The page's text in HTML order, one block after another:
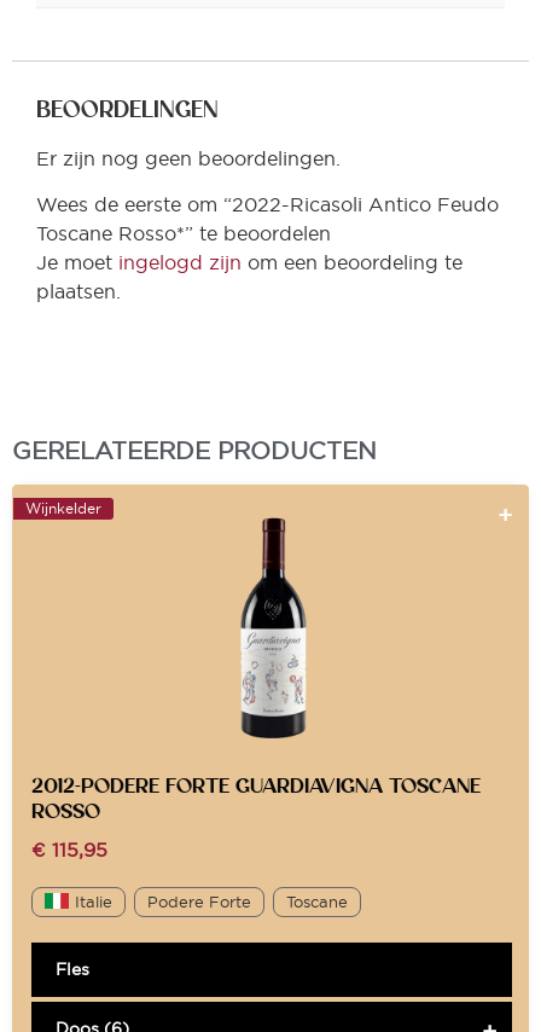
BEOORDELINGEN
Er zijn nog geen beoordelingen.
Wees de eerste om “2022-Ricasoli Antico Feudo
Toscane Rosso*” te beoordelen
Je moet ingelogd zijn om een beoordeling te
plaatsen.
GERELATEERDE PRODUCTEN
Wijnkelder
2012-PODERE FORTE GUARDIAVIGNA TOSCANE
ROSSO
€ 115,95
Italie Podere Forte Toscane
Fles